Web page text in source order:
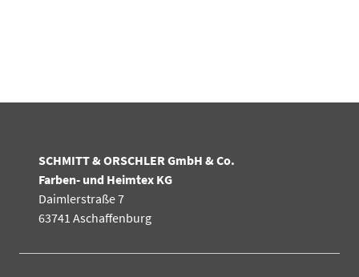
SCHMITT & ORSCHLER GmbH & Co.
Farben- und Heimtex KG
Daimlerstraße 7
63741 Aschaffenburg